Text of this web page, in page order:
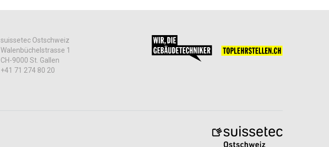
suissetec Ostschweiz
Walenbüchelstrasse 1
CH-9000 St. Gallen
+41 71 274 80 20